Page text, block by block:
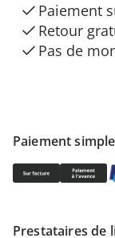
Paiement
Prestataires de
Paiement
Retour
Pas de